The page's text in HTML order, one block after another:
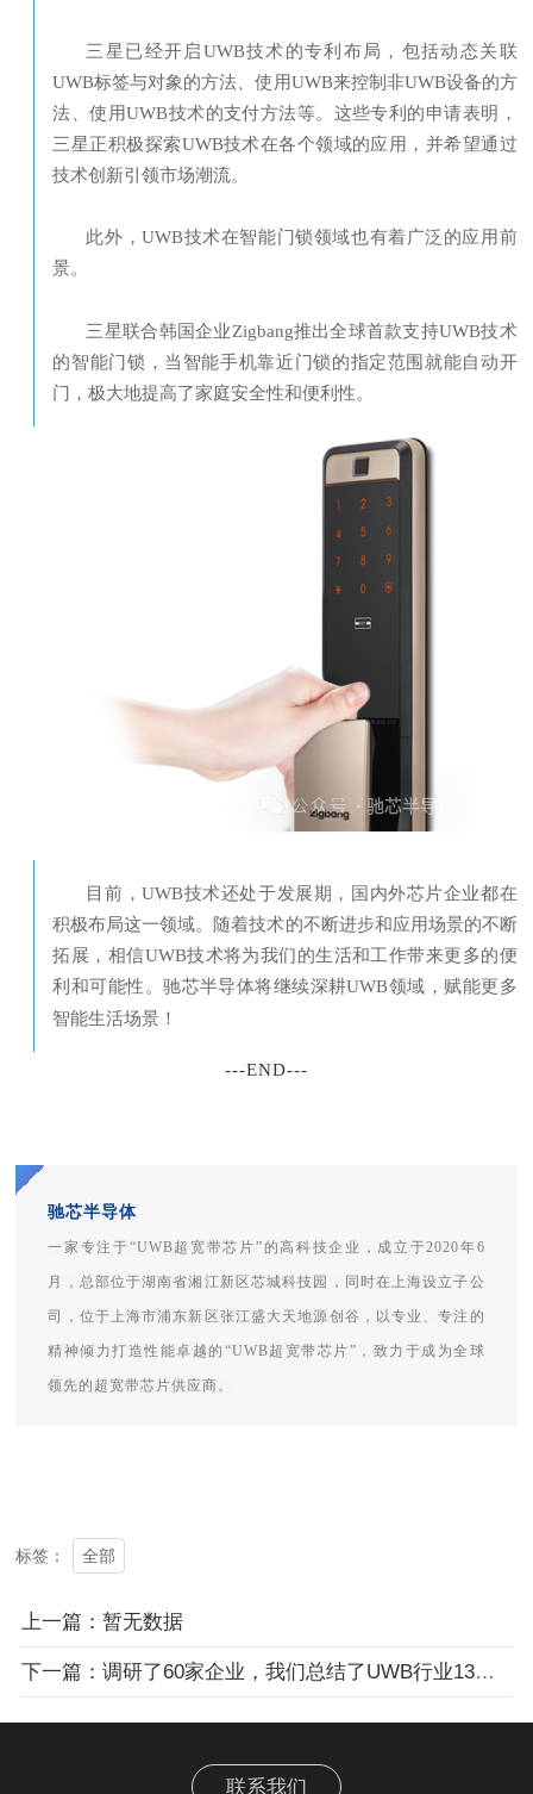
三星已经开启UWB技术的专利布局，包括动态关联
UWB标签与对象的方法、使用UWB来控制非UWB设备的方
法、使用UWB技术的支付方法等。这些专利的申请表明，
三星正积极探索UWB技术在各个领域的应用，并希望通过
技术创新引领市场潮流。
此外，UWB技术在智能门锁领域也有着广泛的应用前
景。
三星联合韩国企业Zigbang推出全球首款支持UWB技术
的智能门锁，当智能手机靠近门锁的指定范围就能自动开
门，极大地提高了家庭安全性和便利性。
目前，UWB技术还处于发展期，国内外芯片企业都在
积极布局这一领域。随着技术的不断进步和应用场景的不断
拓展，相信UWB技术将为我们的生活和工作带来更多的便
利和可能性。驰芯半导体将继续深耕UWB领域，赋能更多
智能生活场景！
---END---
驰芯半导体
一家专注于“UWB超宽带芯片”的高 科技企业，成立于2020年6
月，总部位于湖南省湘江新区芯城科技园，同时在上海设立子公
司，位于上海市浦东新区张江盛大天地源创谷，以专业、专注的
精神倾力打造性能卓越的“UWB超宽带芯片”，致力于成为全球
领先的超宽带芯片供应商。
标签： 全部
上一篇：暂无数据
下一篇：调研了60家企业，我们总结了UWB行业13个最新的趋势
联系我们